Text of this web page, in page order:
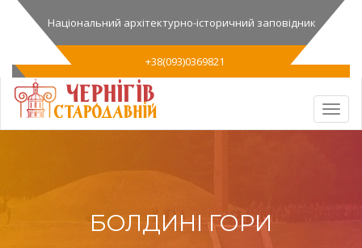
Національний архітектурно-історичний заповідник
+38(093)0369821
БОЛДИНІ ГОРИ